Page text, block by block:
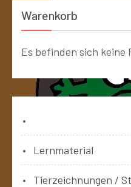
Warenkorb
Es befinden sich keine
Lernmaterial
Tierzeichnungen /